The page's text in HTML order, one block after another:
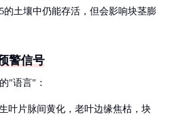
的土壤中仍能存活，但会影响块茎膨
警信号
"语言"：
生叶片脉间黄化，老叶边缘焦枯，块